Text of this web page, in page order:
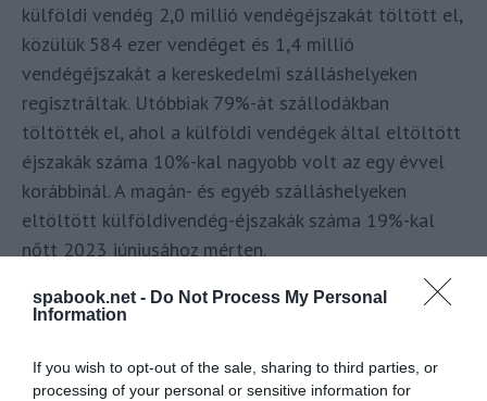
spabook.net - Do Not Process My Personal
Information
If you wish to opt-out of the sale, sharing to third parties, or
processing of your personal or sensitive information for
külföldi vendég 2,0 millió vendégéjszakát töltött el,
közülük 584 ezer vendéget és 1,4 millió
vendégéjszakát a kereskedelmi szálláshelyeken
regisztráltak. Utóbbiak 79%-át szállodákban
töltötték el, ahol a külföldi vendégek által eltöltött
éjszakák száma 10%-kal nagyobb volt az egy évvel
korábbinál. A magán- és egyéb szálláshelyeken
eltöltött külföldivendég-éjszakák száma 19%-kal
nőtt 2023 júniusához mérten.
A külföldivendég-éjszakák száma a
legerőteljesebben a
térségben bővült (4,7%-kal),
a leginkább
Gyula és
térségében esett vissza (14%-kal) az előző év